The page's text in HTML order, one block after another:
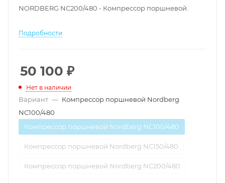
NORDBERG NC200/480 - Компрессор поршневой.
Подробности
50 100 ₽
Нет в наличии
Вариант — Компрессор поршневой Nordberg
NC100/480
Компрессор поршневой Nordberg NC100/480
Компрессор поршневой Nordberg NC150/480
Компрессор поршневой Nordberg NC200/480